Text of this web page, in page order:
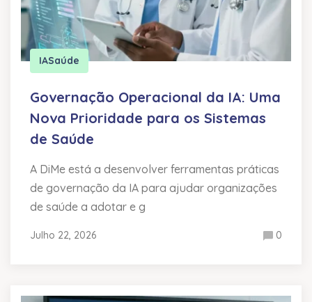
IASaúde
Governação Operacional da IA: Uma
Nova Prioridade para os Sistemas
de Saúde
A DiMe está a desenvolver ferramentas práticas
de governação da IA para ajudar organizações
de saúde a adotar e g
Julho 22, 2026 0